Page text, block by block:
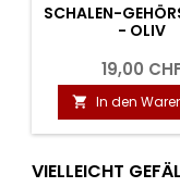
SCHALEN-
- OLIV
19,00
 In den
VIELLEICHT